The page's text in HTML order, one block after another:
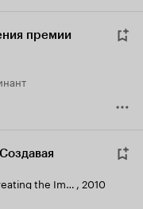
премии
Industrial Light & Magic: Creating the Impossible , 2010